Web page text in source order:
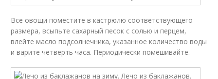
Все овощи поместите в кастрюлю соответствующего
размера, всыпьте сахарный песок с солью и перцем,
влейте масло подсолнечника, указанное количество воды
и варите четверть часа. Периодически помешивайте.